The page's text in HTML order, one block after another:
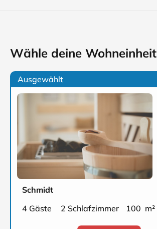
Wähle deine Wohneinheit
Ausgewählt
Schmidt
4 Gäste
2 Schlafzimmer 100 m²